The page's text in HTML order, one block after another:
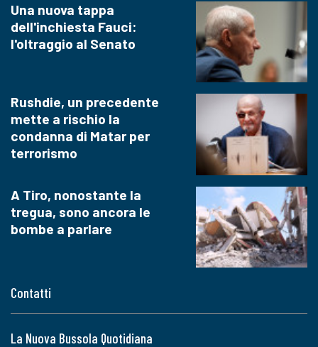
Contatti
La Nuova Bussola Quotidiana
Una nuova tappa
dell'inchiesta Fauci:
l'oltraggio al Senato
Rushdie, un precedente
mette a rischio la
condanna di Matar per
terrorismo
A Tiro, nonostante la
tregua, sono ancora le
bombe a parlare